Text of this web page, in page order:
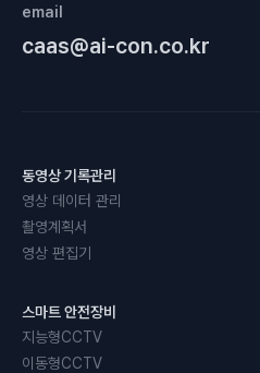
email
caas@ai-con.co.kr
동영상 기록관리
영상 데이터 관리
촬영계획서
영상 편집기
스마트 안전장비
지능형CCTV
이동형CCTV